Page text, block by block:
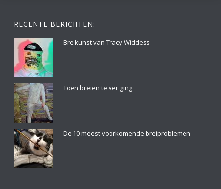
RECENTE BERICHTEN:
Breikunst van Tracy Widdess
Toen breien te ver ging
De 10 meest voorkomende breiproblemen